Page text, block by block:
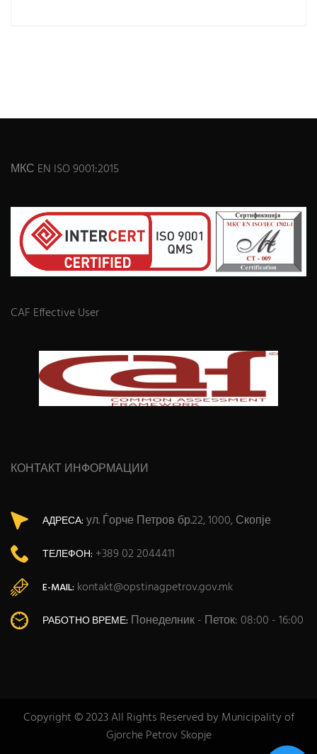
МКС EN ISO 9001:2015
CAF Effective User
КОНТАКТ ИНФОРМАЦИИ
АДРЕСА: ул. Ѓорче Петров бр.22, 1000, Скопје
ТЕЛЕФОН: +389 02 2044411
E-MAIL: kontakt@opstinagpetrov.gov.mk
РАБОТНО ВРЕМЕ: Понеделник - Петок: 08:00 - 16:00
Copyright © 2023 All Rights Reserved by Municipality of
Gjorche Petrov Skopje